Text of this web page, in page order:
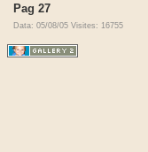
Pag 27
Data: 05/08/05 Visites: 16755